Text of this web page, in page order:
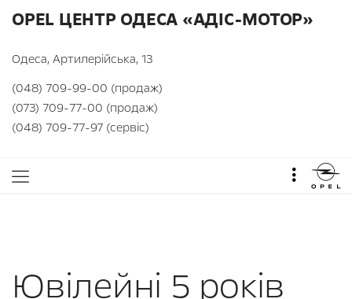
OPEL ЦЕНТР ОДЕСА «АДІС-МОТОР»
Одеса, Артилерійська, 13
(048) 709-99-00 (продаж)
(073) 709-77-00 (продаж)
(048) 709-77-97 (сервіс)
Ювілейні 5 років